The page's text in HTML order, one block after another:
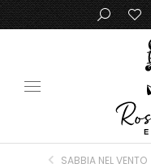
SABBIA NEL VENTO